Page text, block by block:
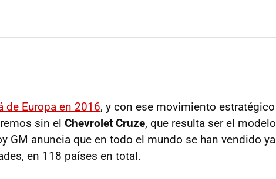
de Europa en 2016, y con ese movimiento estratégico
sin el Chevrolet Cruze, que resulta ser el modelo
GM anuncia que en todo el mundo se han vendido ya
en 118 países en total.